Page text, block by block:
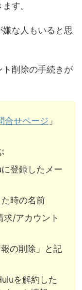
す。
な人もいると思
削除の手続きが
合せページ 」
登録したメー
時の名前
求/アカウント
の削除」と記
を解約した